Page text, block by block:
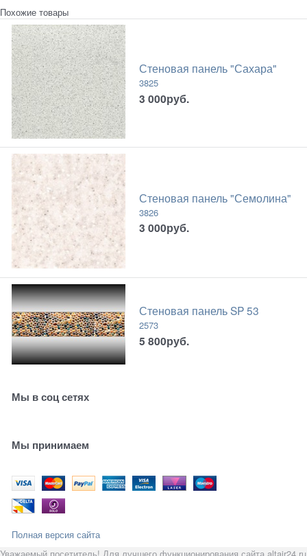
Похожие товары
Стеновая панель "Сахара"
3825
3 000руб.
Стеновая панель "Семолина"
3826
3 000руб.
Стеновая панель SP 53
2573
5 800руб.
Мы в соц сетях
Мы принимаем
Полная версия сайта